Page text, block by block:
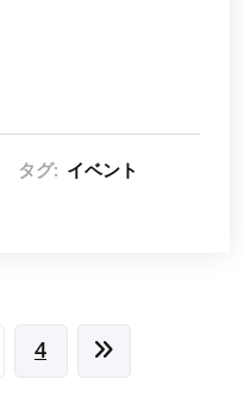
タグ: イベント
4